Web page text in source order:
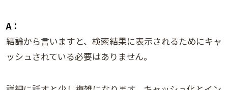
A：
結論から言いますと、検索結果に表示されるためにキャ
ッシュされている必要はありません。